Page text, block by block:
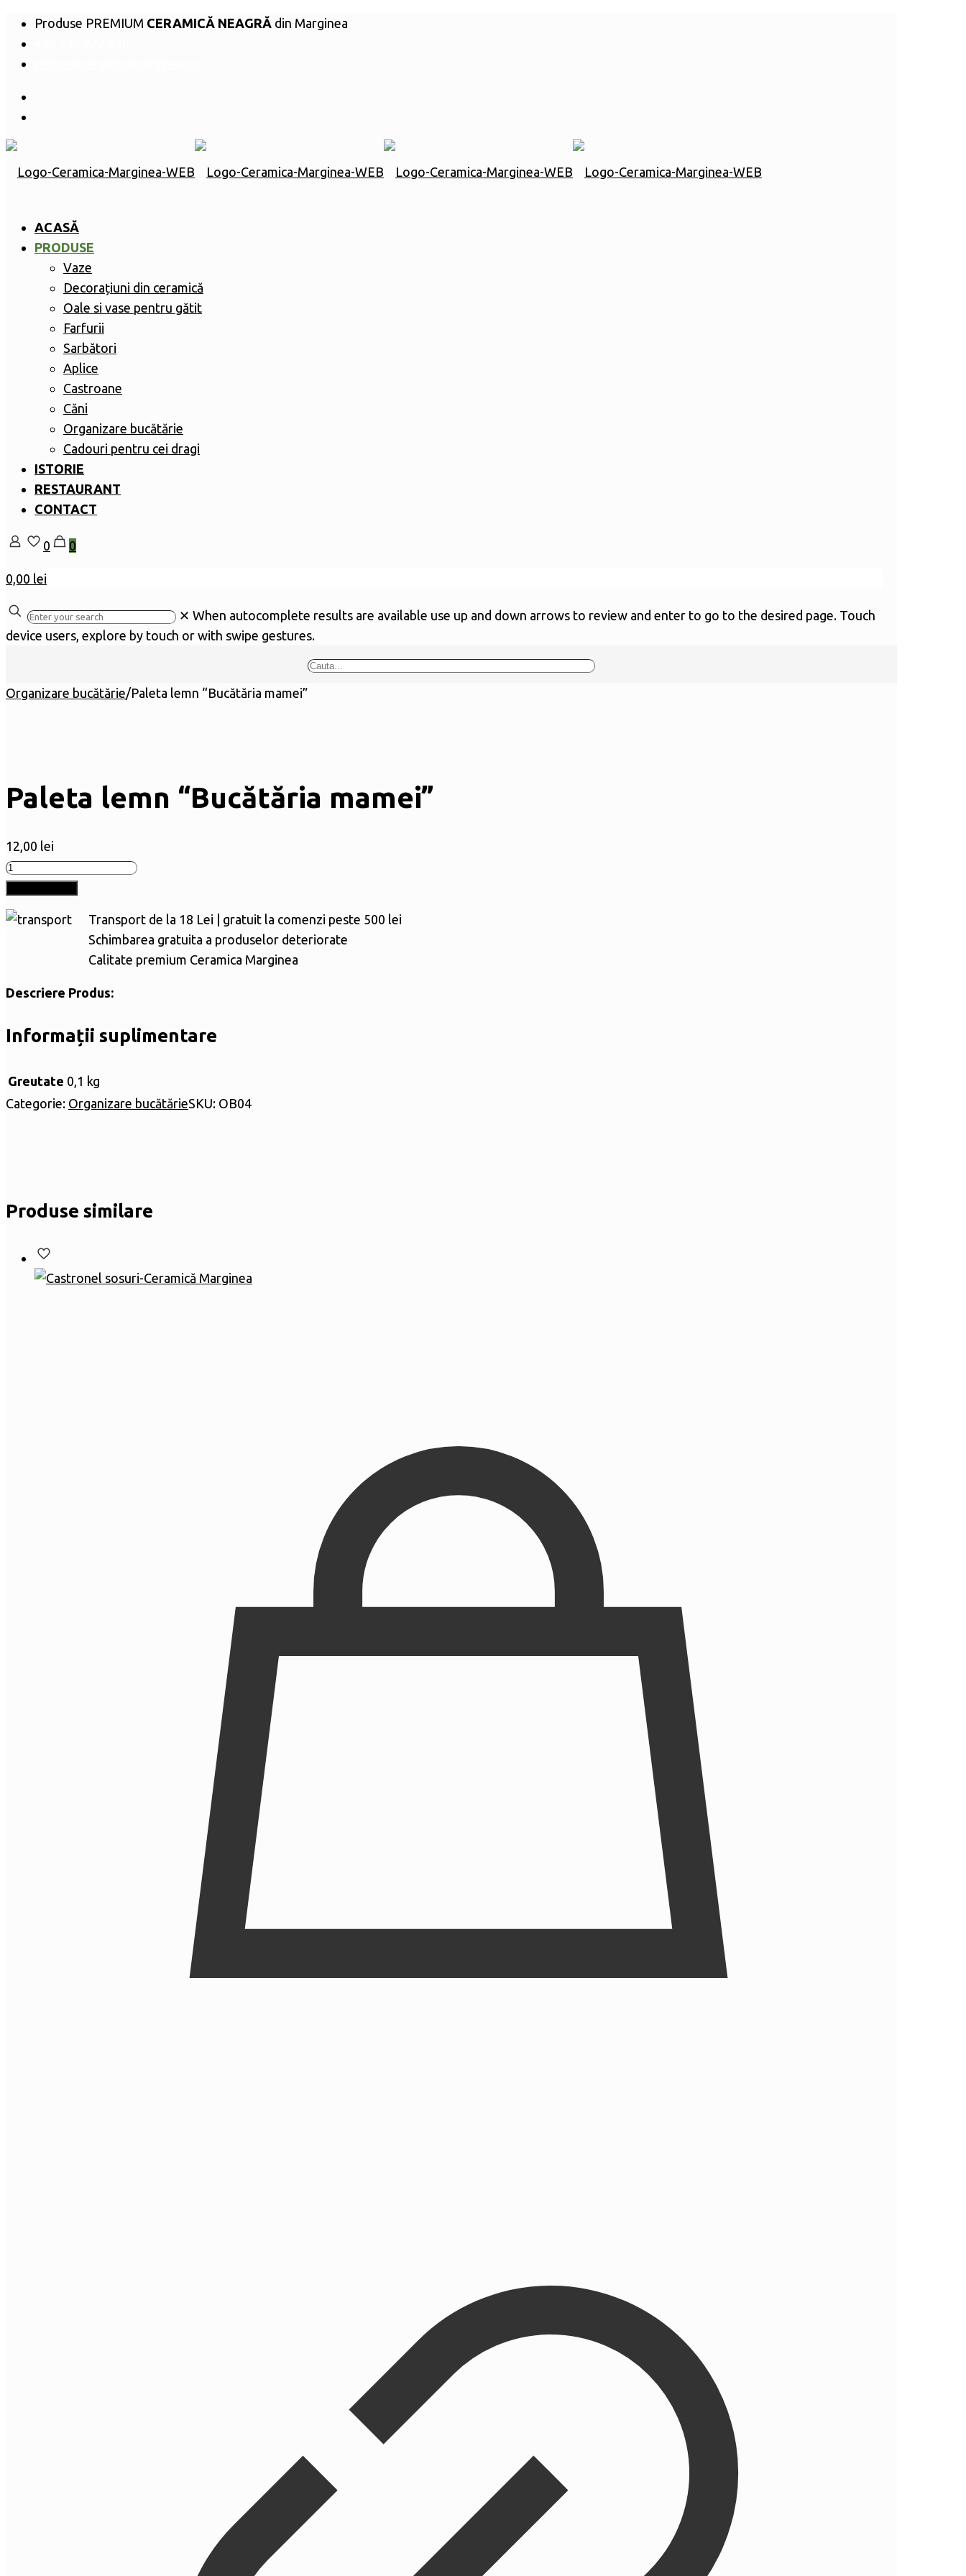
Produse PREMIUM CERAMICĂ NEAGRĂ din Marginea
ACASĂ
PRODUSE
Vaze
Decorațiuni din ceramică
Oale si vase pentru gătit
Farfurii
Sarbători
Aplice
Castroane
Căni
Organizare bucătărie
Cadouri pentru cei dragi
ISTORIE
RESTAURANT
CONTACT
0 0
0,00 lei
✕ When autocomplete results are available use up and down arrows to review and enter to go to the desired page. Touch
device users, explore by touch or with swipe gestures.
Organizare bucătărie/Paleta lemn “Bucătăria mamei”
Paleta lemn “Bucătăria mamei”
12,00 lei
Cantitate
Paleta
lemn
"Bucătăria
Transport de la 18 Lei | gratuit la comenzi peste 500 lei
Schimbarea gratuita a produselor deteriorate
Calitate premium Ceramica Marginea
Descriere Produs:
Informații suplimentare
Greutate 0,1 kg
Categorie: Organizare bucătărieSKU: OB04
Produse similare